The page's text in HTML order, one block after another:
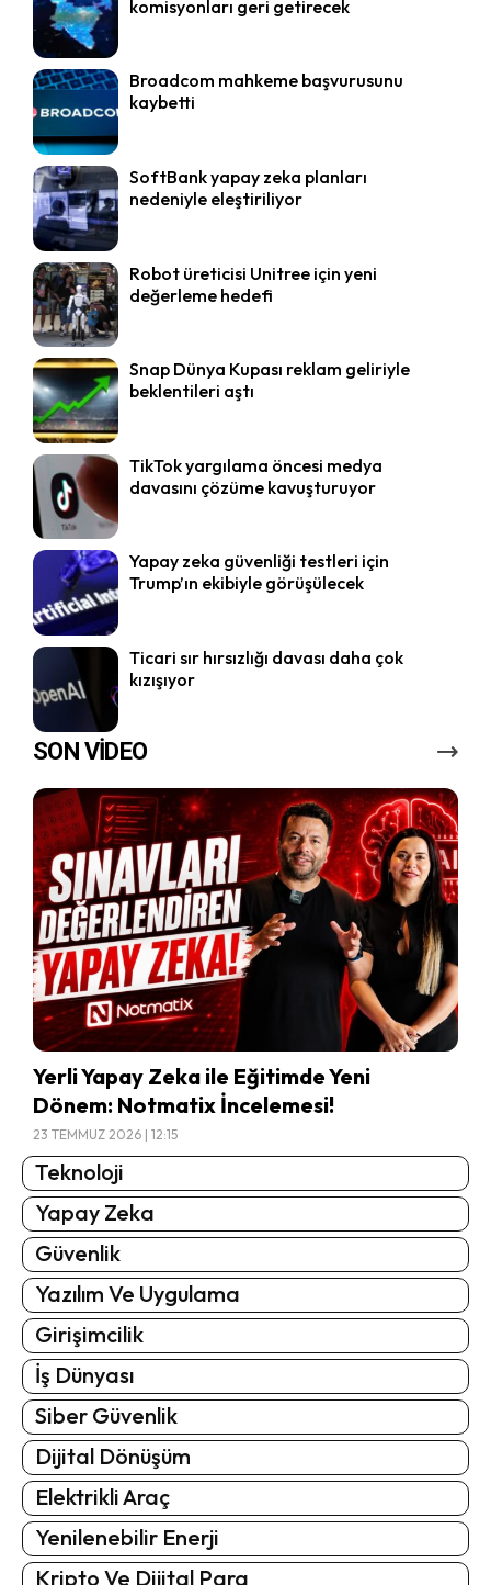
komisyonları geri getirecek
Broadcom mahkeme başvurusunu
kaybetti
SoftBank yapay zeka planları
nedeniyle eleştiriliyor
Robot üreticisi Unitree için yeni
değerleme hedefi
Snap Dünya Kupası reklam geliriyle
beklentileri aştı
TikTok yargılama öncesi medya
davasını çözüme kavuşturuyor
Yapay zeka güvenliği testleri için
Trump’ın ekibiyle görüşülecek
Ticari sır hırsızlığı davası daha çok
kızışıyor
SON VİDEO
Yerli Yapay Zeka ile Eğitimde Yeni
Dönem: Notmatix İncelemesi!
23 TEMMUZ 2026 | 12:15
Teknoloji
Yapay Zeka
Güvenlik
Yazılım Ve Uygulama
Girişimcilik
İş Dünyası
Siber Güvenlik
Dijital Dönüşüm
Elektrikli Araç
Yenilenebilir Enerji
Kripto Ve Dijital Para